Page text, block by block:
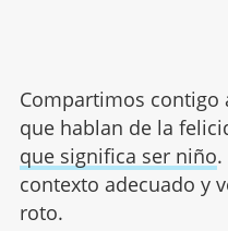
Compartimos contigo
que hablan de la
que significa ser niño
contexto adecuado y
roto.